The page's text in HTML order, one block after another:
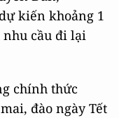
kiến khoảng 1
nhu cầu đi lại
chính thức
đào ngày Tết